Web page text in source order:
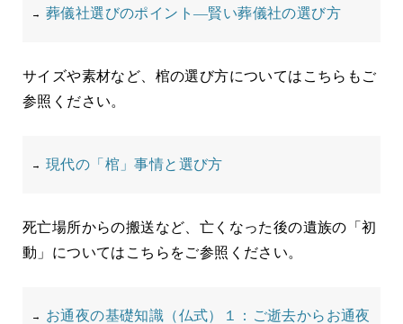
葬儀社選びのポイント―賢い葬儀社の選び方
サイズや素材など、棺の選び方についてはこちらもご
参照ください。
現代の「棺」事情と選び方
死亡場所からの搬送など、亡くなった後の遺族の「初
動」についてはこちらをご参照ください。
お通夜の基礎知識（仏式）１：ご逝去からお通夜